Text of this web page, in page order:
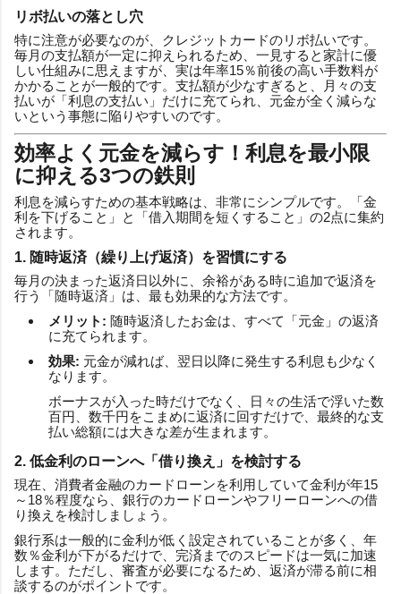
リボ払いの落とし穴
特に注意が必要なのが、クレジットカードのリボ払いです。
毎月の支払額が一定に抑えられるため、一見すると家計に優
しい仕組みに思えますが、実は年率15％前後の高い手数料が
かかることが一般的です。支払額が少なすぎると、月々の支
払いが「利息の支払い」だけに充てられ、元金が全く減らな
いという事態に陥りやすいのです。
効率よく元金を減らす！利息を最小限
に抑える3つの鉄則
利息を減らすための基本戦略は、非常にシンプルです。「金
利を下げること」と「借入期間を短くすること」の2点に集約
されます。
1. 随時返済（繰り上げ返済）を習慣にする
毎月の決まった返済日以外に、余裕がある時に追加で返済を
行う「随時返済」は、最も効果的な方法です。
メリット: 随時返済したお金は、すべて「元金」の返済
に充てられます。
効果: 元金が減れば、翌日以降に発生する利息も少なく
なります。
ボーナスが入った時だけでなく、日々の生活で浮いた数
百円、数千円をこまめに返済に回すだけで、最終的な支
払い総額には大きな差が生まれます。
2. 低金利のローンへ「借り換え」を検討する
現在、消費者金融のカードローンを利用していて金利が年15
～18％程度なら、銀行のカードローンやフリーローンへの借
り換えを検討しましょう。
銀行系は一般的に金利が低く設定されていることが多く、年
数％金利が下がるだけで、完済までのスピードは一気に加速
します。ただし、審査が必要になるため、返済が滞る前に相
談するのがポイントです。